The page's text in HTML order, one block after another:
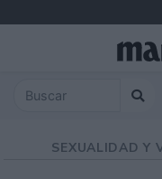
SEXUALIDAD Y